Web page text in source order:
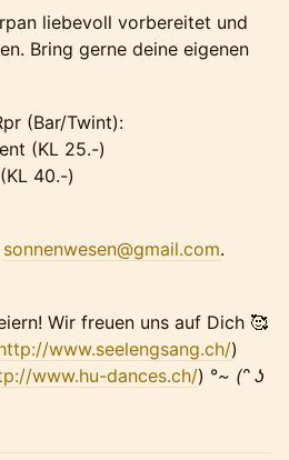
liebevoll vorbereitet und
Bring gerne deine eigenen
(Bar/Twint):
(KL 25.-)
40.-)
sonnenwesen@gmail.com.
Wir freuen uns auf Dich 🥰
www.seelengsang.ch/)
www.hu-dances.ch/) °~ (ᵔ ʖ